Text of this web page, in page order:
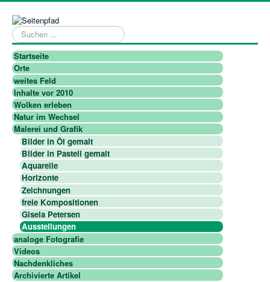
Suchen
...
Startseite
Orte
weites Feld
Inhalte vor 2010
Wolken erleben
Natur im Wechsel
Malerei und Grafik
Bilder in Öl gemalt
Bilder in Pastell gemalt
Aquarelle
Horizonte
Zeichnungen
freie Kompositionen
Gisela Petersen
Ausstellungen
analoge Fotografie
Videos
Nachdenkliches
Archivierte Artikel